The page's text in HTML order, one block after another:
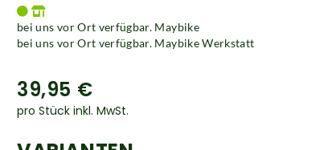
bei uns vor Ort verfügbar. Maybike
bei uns vor Ort verfügbar. Maybike Werkstatt
39,95 €
pro Stück inkl. MwSt.